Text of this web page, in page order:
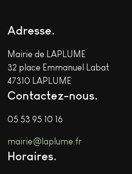
Adresse
Mairie de LAPLUME
32 place Emmanuel Labat
47310 LAPLUME
Contactez-nous
05 53 95 10 16
mairie@laplume.fr
Horaires